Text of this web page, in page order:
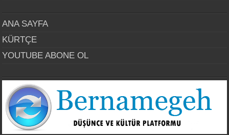
ANA SAYFA
KÜRTÇE
YOUTUBE ABONE OL